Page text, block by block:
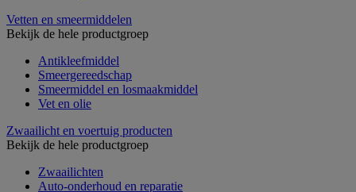
Vetten en smeermiddelen
Bekijk de hele productgroep
Antikleefmiddel
Smeergereedschap
Smeermiddel en losmaakmiddel
Vet en olie
Zwaailicht en voertuig producten
Bekijk de hele productgroep
Zwaailichten
Auto-onderhoud en reparatie